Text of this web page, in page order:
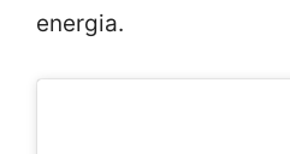
energia.